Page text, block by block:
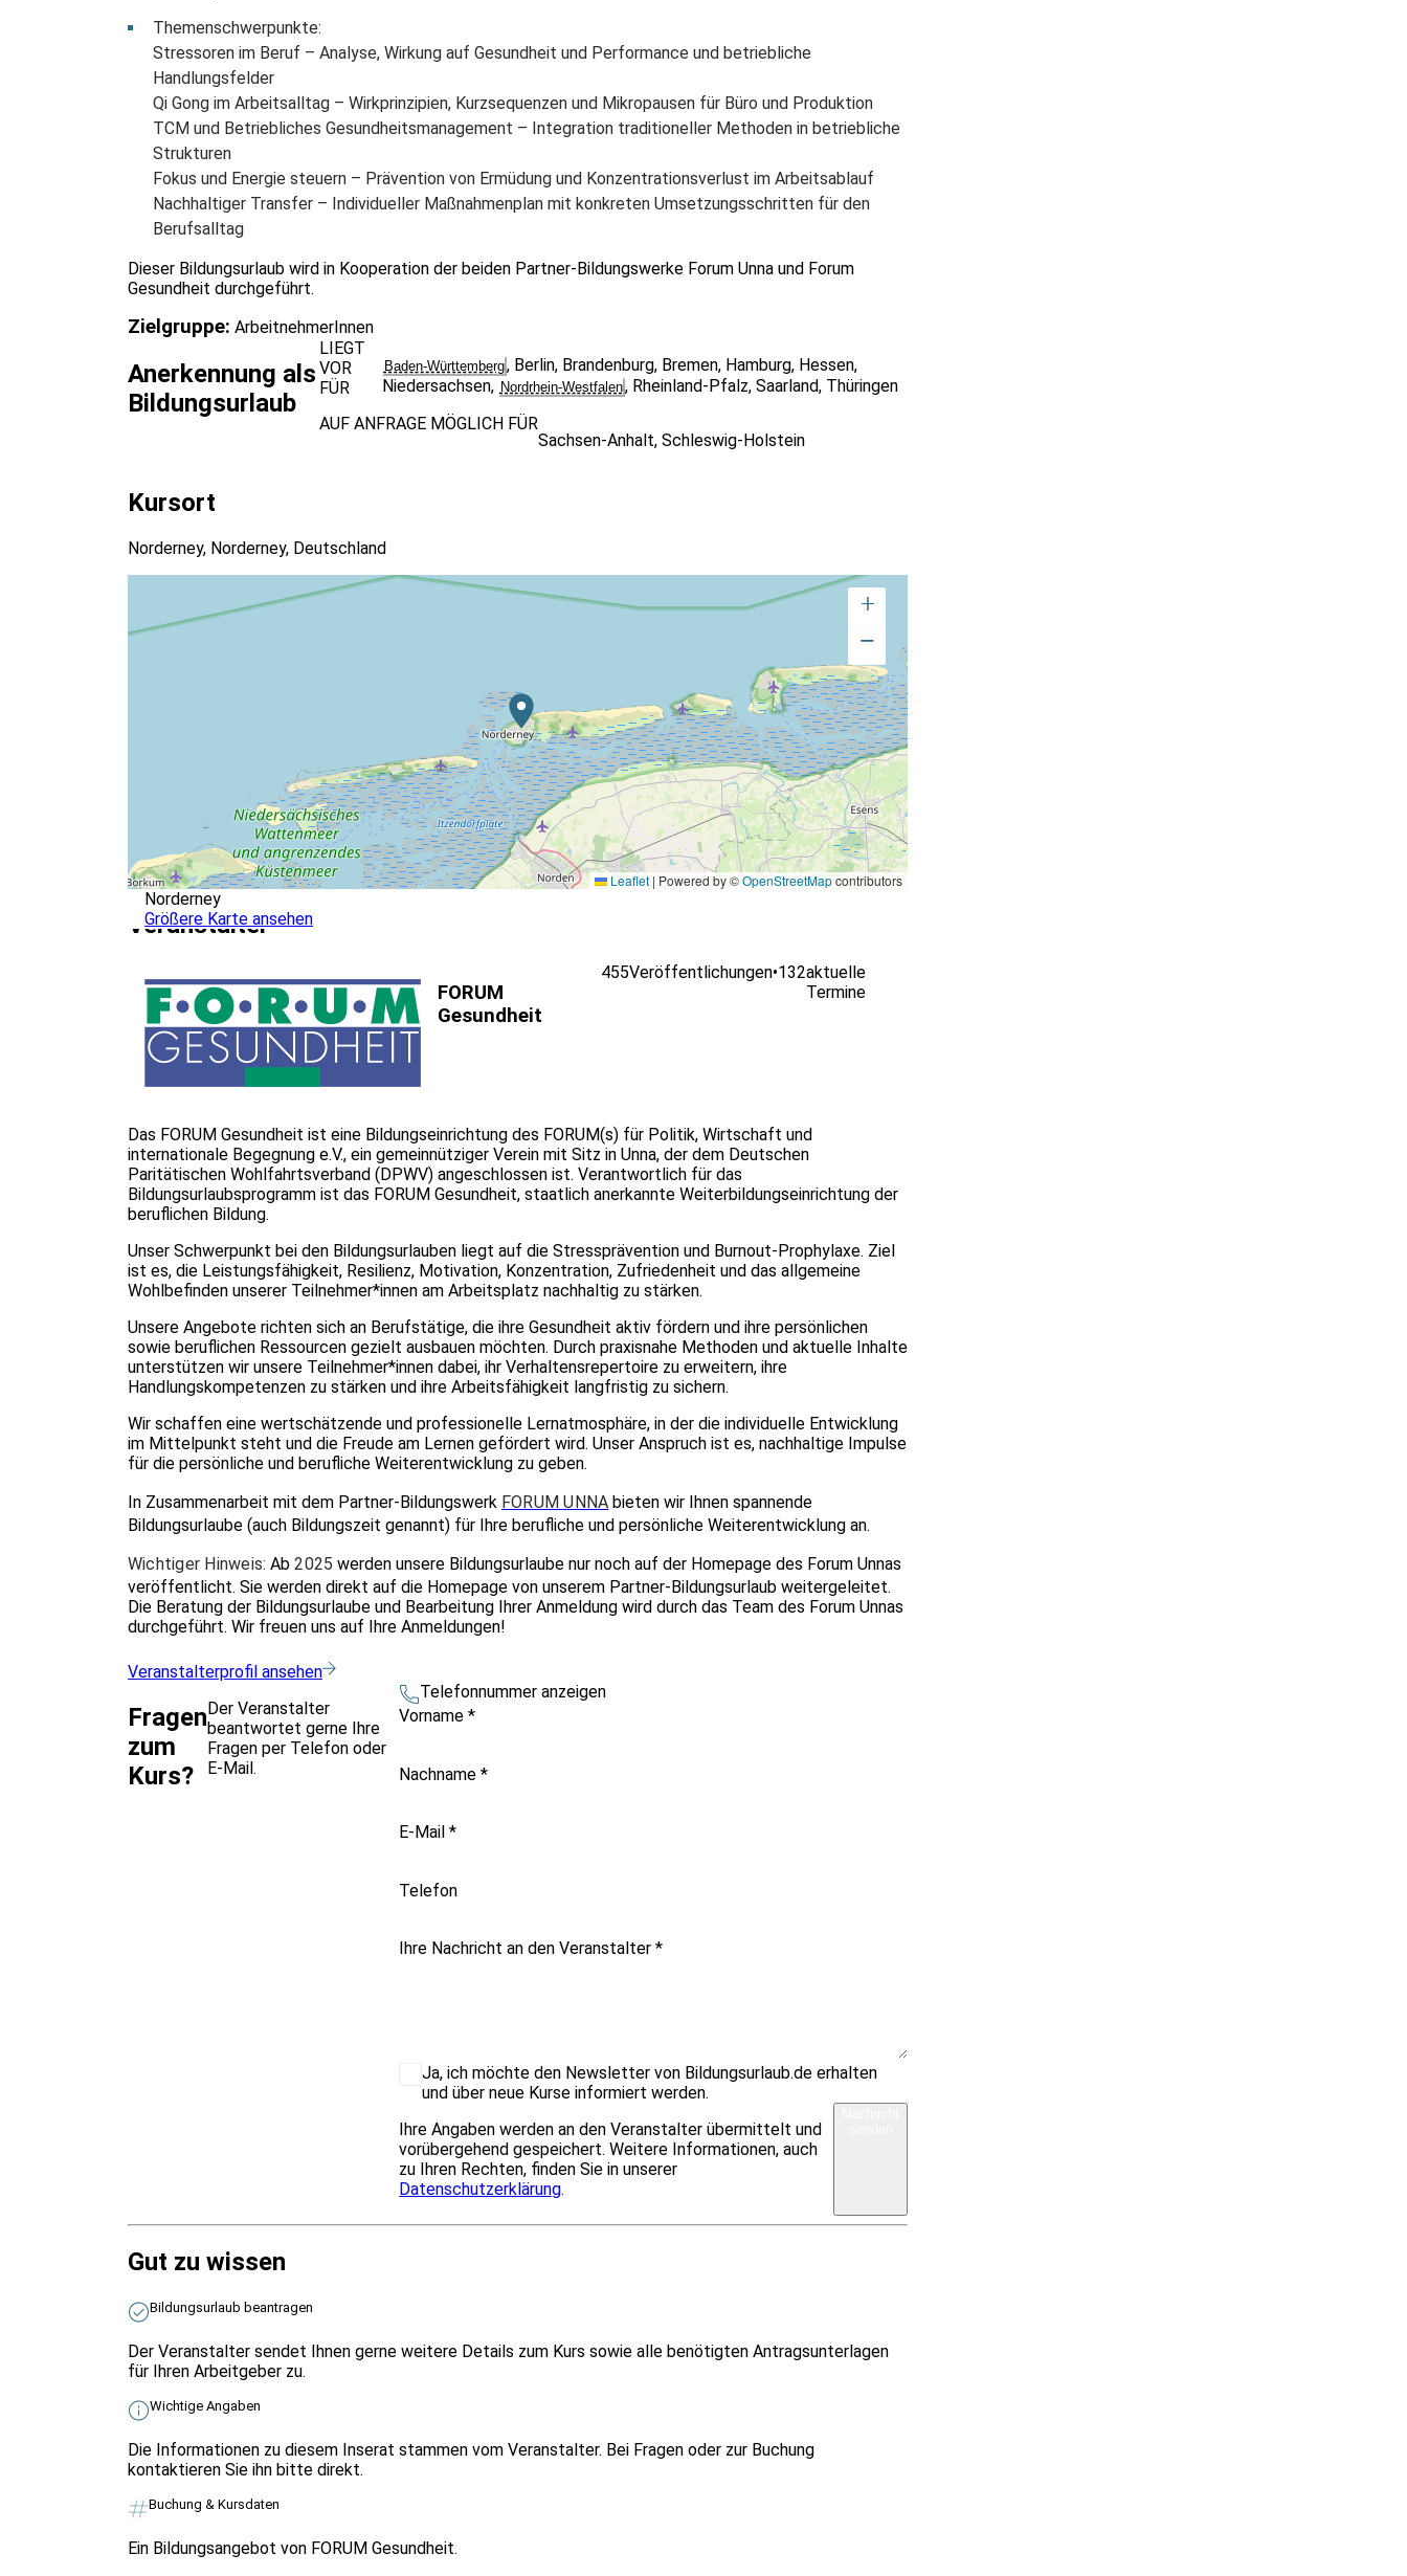
Themenschwerpunkte:
Stressoren im Beruf – Analyse, Wirkung auf Gesundheit und Performance und betriebliche
Handlungsfelder
Qi Gong im Arbeitsalltag – Wirkprinzipien, Kurzsequenzen und Mikropausen für Büro und Produktion
TCM und Betriebliches Gesundheitsmanagement – Integration traditioneller Methoden in betriebliche
Strukturen
Fokus und Energie steuern – Prävention von Ermüdung und Konzentrationsverlust im Arbeitsablauf
Nachhaltiger Transfer – Individueller Maßnahmenplan mit konkreten Umsetzungsschritten für den
Berufsalltag
Dieser Bildungsurlaub wird in Kooperation der beiden Partner-Bildungswerke Forum Unna und Forum
Gesundheit durchgeführt.
Zielgruppe: ArbeitnehmerInnen
Anerkennung als
Bildungsurlaub
LIEGT
VOR
FÜR
Baden-Württemberg, Berlin, Brandenburg, Bremen, Hamburg, Hessen,
Niedersachsen, Nordrhein-Westfalen, Rheinland-Pfalz, Saarland, Thüringen
AUF ANFRAGE MÖGLICH FÜR
Sachsen-Anhalt,Schleswig-Holstein
Kursort
Norderney, Norderney, Deutschland
+
−
Leaflet | Powered by ©OpenStreetMapcontributors
Norderney
Größere Karte ansehen
Veranstalter
FORUM
Gesundheit
455Veröffentlichungen•132aktuelle
Termine
Das FORUM Gesundheit ist eine Bildungseinrichtung des FORUM(s) für Politik, Wirtschaft und
internationale Begegnung e.V., ein gemeinnütziger Verein mit Sitz in Unna, der dem Deutschen
Paritätischen Wohlfahrtsverband (DPWV) angeschlossen ist. Verantwortlich für das
Bildungsurlaubsprogramm ist das FORUM Gesundheit, staatlich anerkannte Weiterbildungseinrichtung der
beruflichen Bildung.
Unser Schwerpunkt bei den Bildungsurlauben liegt auf die Stressprävention und Burnout-Prophylaxe. Ziel
ist es, die Leistungsfähigkeit, Resilienz, Motivation, Konzentration, Zufriedenheit und das allgemeine
Wohlbefinden unserer Teilnehmer*innen am Arbeitsplatz nachhaltig zu stärken.
Unsere Angebote richten sich an Berufstätige, die ihre Gesundheit aktiv fördern und ihre persönlichen
sowie beruflichen Ressourcen gezielt ausbauen möchten. Durch praxisnahe Methoden und aktuelle Inhalte
unterstützen wir unsere Teilnehmer*innen dabei, ihr Verhaltensrepertoire zu erweitern, ihre
Handlungskompetenzen zu stärken und ihre Arbeitsfähigkeit langfristig zu sichern.
Wir schaffen eine wertschätzende und professionelle Lernatmosphäre, in der die individuelle Entwicklung
im Mittelpunkt steht und die Freude am Lernen gefördert wird. Unser Anspruch ist es, nachhaltige Impulse
für die persönliche und berufliche Weiterentwicklung zu geben.
In Zusammenarbeit mit dem Partner-Bildungswerk FORUM UNNA bieten wir Ihnen spannende
Bildungsurlaube (auch Bildungszeit genannt) für Ihre berufliche und persönliche Weiterentwicklung an.
Wichtiger Hinweis: Ab2025 werden unsere Bildungsurlaube nur noch auf der Homepage des Forum Unnas
veröffentlicht. Sie werden direkt auf die Homepage von unserem Partner-Bildungsurlaub weitergeleitet.
Die Beratung der Bildungsurlaube und Bearbeitung Ihrer Anmeldung wird durch das Team des Forum Unnas
durchgeführt. Wir freuen uns auf Ihre Anmeldungen!
Veranstalterprofil ansehen
Fragen
zum
Kurs?
Der Veranstalter
beantwortet gerne Ihre
Fragen per Telefon oder
E-Mail.
Telefonnummer anzeigen
Vorname*
Nachname*
E-Mail*
Telefon
Ihre Nachricht an den Veranstalter*
Ja, ich möchte den Newsletter von Bildungsurlaub.de erhalten
und über neue Kurse informiert werden.
Ihre Angaben werden an den Veranstalter übermittelt und
vorübergehend gespeichert. Weitere Informationen, auch
zu Ihren Rechten, finden Sie in unserer
Datenschutzerklärung.
Gut zu wissen
Bildungsurlaub beantragen
Der Veranstalter sendet Ihnen gerne weitere Details zum Kurs sowie alle benötigten Antragsunterlagen
für Ihren Arbeitgeber zu.
Wichtige Angaben
Die Informationen zu diesem Inserat stammen vom Veranstalter. Bei Fragen oder zur Buchung
kontaktieren Sie ihn bitte direkt.
Buchung & Kursdaten
Ein Bildungsangebot von FORUM Gesundheit.